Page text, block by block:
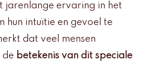
jarenlange ervaring in het
hun intuïtie en gevoel te
dat veel mensen
de betekenis van dit speciale